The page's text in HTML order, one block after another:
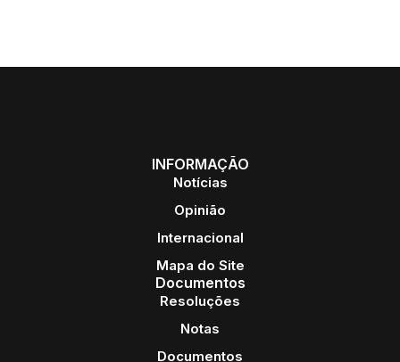
INFORMAÇÃO
Notícias
Opinião
Internacional
Mapa do Site
Documentos
Resoluções
Notas
Documentos